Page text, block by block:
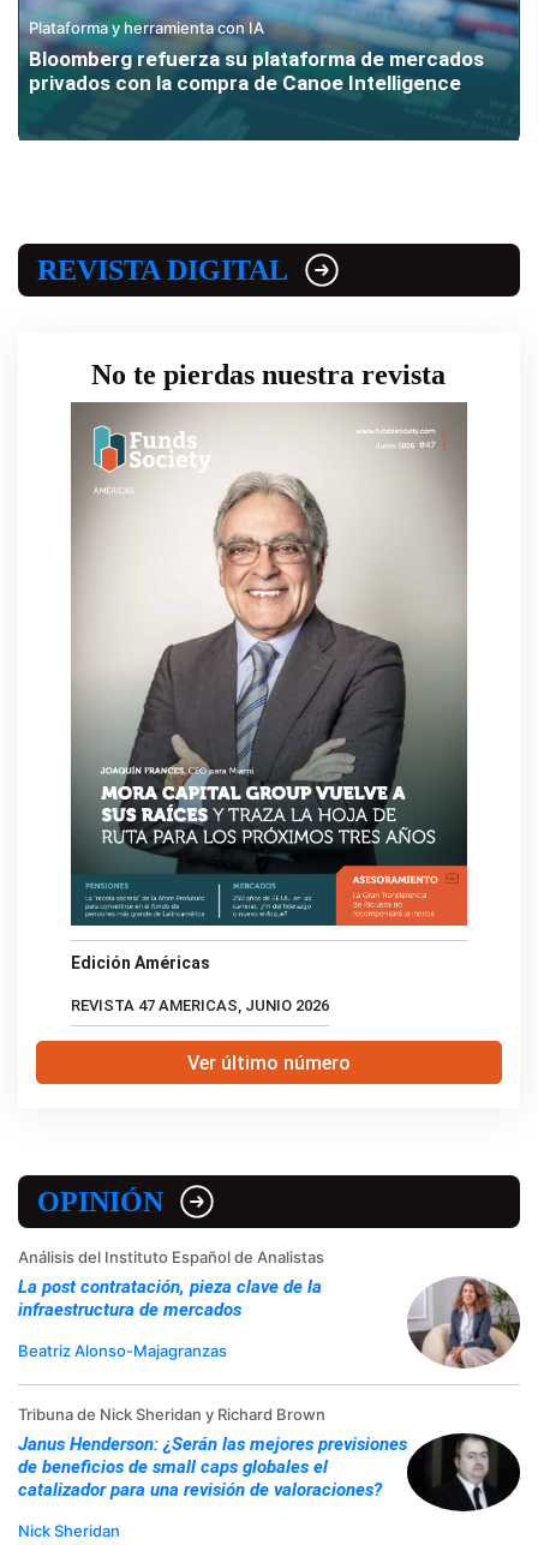
Plataforma y herramienta con IA
Bloomberg refuerza su plataforma de mercados
privados con la compra de Canoe Intelligence
REVISTA DIGITAL
No te pierdas nuestra revista
Edición Américas
REVISTA 47 AMERICAS, JUNIO 2026
Ver último número
OPINIÓN
Análisis del Instituto Español de Analistas
La post contratación, pieza clave de la
infraestructura de mercados
Beatriz Alonso-Majagranzas
Tribuna de Nick Sheridan y Richard Brown
Janus Henderson: ¿Serán las mejores previsiones
de beneficios de small caps globales el
catalizador para una revisión de valoraciones?
Nick Sheridan